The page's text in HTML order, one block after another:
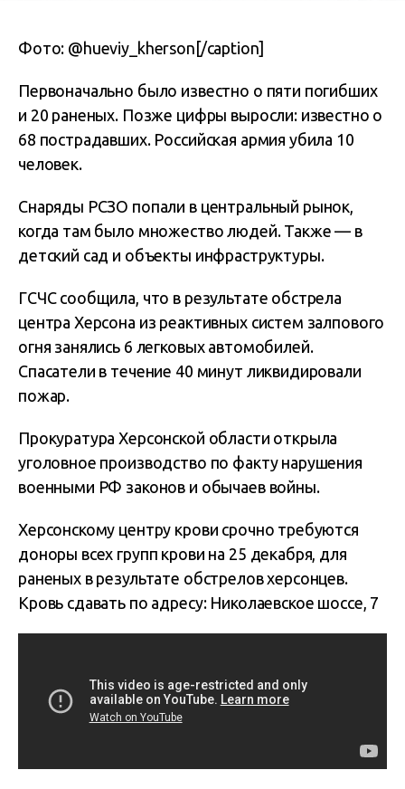
Фото: @hueviy_kherson[/caption]
Первоначально было известно о пяти погибших
и 20 раненых. Позже цифры выросли: известно о
68 пострадавших. Российская армия убила 10
человек.
Снаряды РСЗО попали в центральный рынок,
когда там было множество людей. Также — в
детский сад и объекты инфраструктуры.
ГСЧС сообщила, что в результате обстрела
центра Херсона из реактивных систем залпового
огня занялись 6 легковых автомобилей.
Спасатели в течение 40 минут ликвидировали
пожар.
Прокуратура Херсонской области открыла
уголовное производство по факту нарушения
военными РФ законов и обычаев войны.
Херсонскому центру крови срочно требуются
доноры всех групп крови на 25 декабря, для
раненых в результате обстрелов херсонцев.
Кровь сдавать по адресу: Николаевское шоссе, 7